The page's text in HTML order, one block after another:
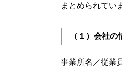
まとめられてい
（１）会社の
事業所名／従業